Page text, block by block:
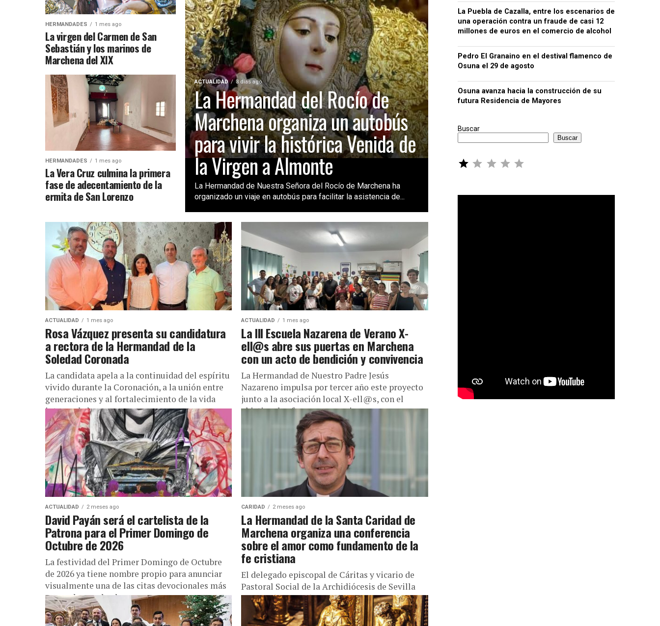
ACTUALIDAD 3 días ago
La Hermandad del Rocío de
Marchena organiza un autobús
para vivir la histórica Venida de
la Virgen a Almonte
La Hermandad de Nuestra Señora del Rocío de Marchena ha
organizado un viaje en autobús para facilitar la asistencia de...
HERMANDADES 1 mes ago
La virgen del Carmen de San
Sebastián y los marinos de
Marchena del XIX
HERMANDADES 1 mes ago
La Vera Cruz culmina la primera
fase de adecentamiento de la
ermita de San Lorenzo
ACTUALIDAD 1 mes ago
Rosa Vázquez presenta su candidatura
a rectora de la Hermandad de la
Soledad Coronada
La candidata apela a la continuidad del espíritu
vivido durante la Coronación, a la unión entre
generaciones y al fortalecimiento de la vida
interna de la...
ACTUALIDAD 1 mes ago
La III Escuela Nazarena de Verano X-
ell@s abre sus puertas en Marchena
con un acto de bendición y convivencia
La Hermandad de Nuestro Padre Jesús
Nazareno impulsa por tercer año este proyecto
junto a la asociación local X-ell@s, con el
objetivo de ofrecer un espacio...
ACTUALIDAD 2 meses ago
David Payán será el cartelista de la
Patrona para el Primer Domingo de
Octubre de 2026
La festividad del Primer Domingo de Octubre
de 2026 ya tiene nombre propio para anunciar
visualmente una de las citas devocionales más
esperadas por los hermanos...
CARIDAD 2 meses ago
La Hermandad de la Santa Caridad de
Marchena organiza una conferencia
sobre el amor como fundamento de la
fe cristiana
El delegado episcopal de Cáritas y vicario de
Pastoral Social de la Archidiócesis de Sevilla
disertará este miércoles en la Parroquia de San
Sebastián La Hermandad...
La Puebla de Cazalla, entre los escenarios de
una operación contra un fraude de casi 12
millones de euros en el comercio de alcohol
Pedro El Granaino en el destival flamenco de
Osuna el 29 de agosto
Osuna avanza hacia la construcción de su
futura Residencia de Mayores
Buscar
Buscar